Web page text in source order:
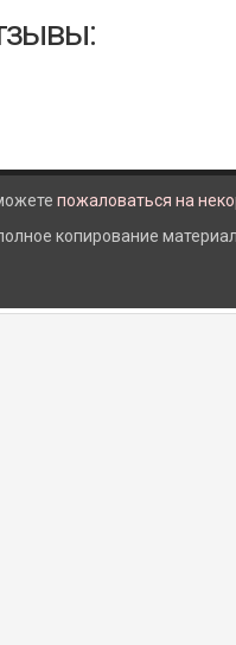
пожаловаться на
копирование